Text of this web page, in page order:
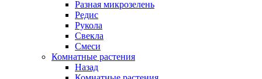
Разная микрозелень
Редис
Рукола
Свекла
Смеси
Комнатные растения
Назад